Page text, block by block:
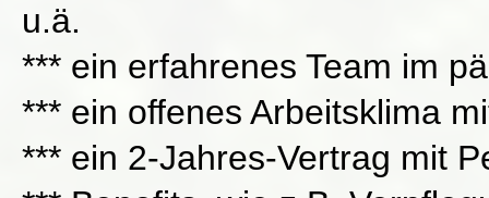
u.ä.
*** ein erfahrenes Team im
*** ein offenes Arbeitsklima
*** ein 2-Jahres-Vertrag mit